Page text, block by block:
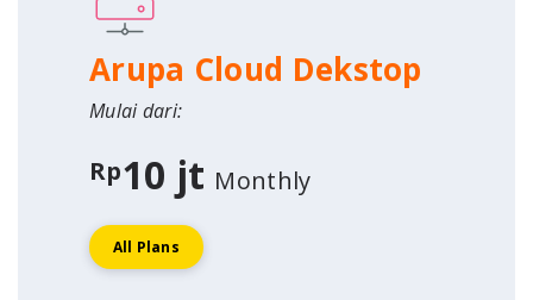
Arupa Cloud Dekstop
Mulai dari:
Rp10 jt Monthly
All Plans